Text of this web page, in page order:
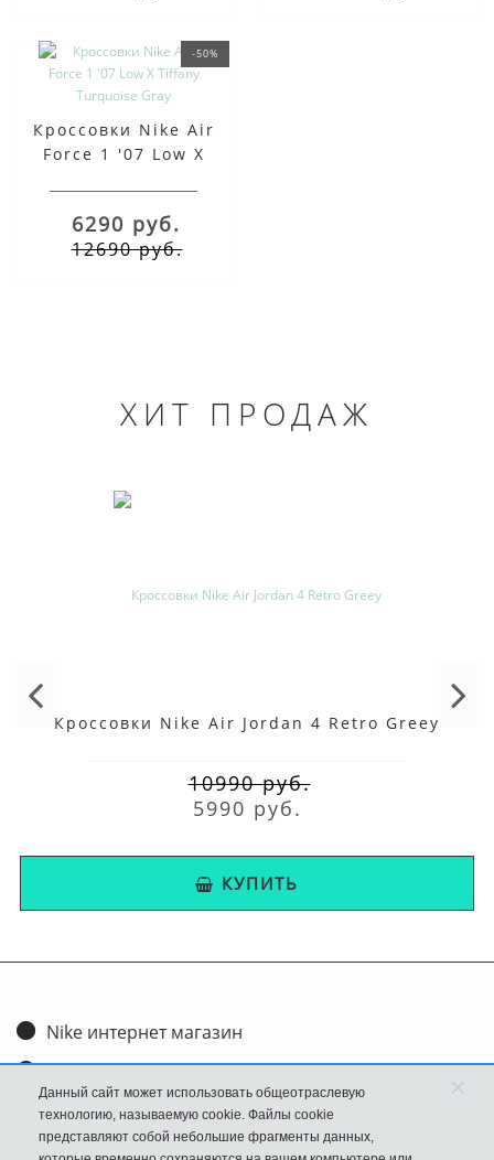
-50%
Кроссовки Nike Air
Force 1 '07 Low X
6290 руб.
12690 руб.
ХИТ ПРОДАЖ
Кроссовки Nike Air Jordan 4 Retro Greey
10990 руб.
5990 руб.
КУПИТЬ
Nike интернет магазин
Доставка и оплата
Обмен и возврат
Размеры
Данный сайт может использовать общеотраслевую
технологию, называемую cookie. Файлы cookie
представляют собой небольшие фрагменты данных,
×